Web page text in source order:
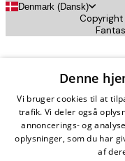
Denmark (Dansk)
Denne
Vi bruger cookies til at
trafik. Vi deler også
annoncerings- og
oplysninger, som du har
af